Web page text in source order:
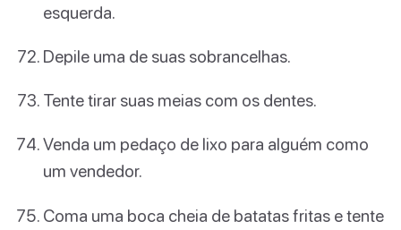
esquerda.
Depile uma de suas sobrancelhas.
Tente tirar suas meias com os dentes.
Venda um pedaço de lixo para alguém como
um vendedor.
Coma uma boca cheia de batatas fritas e tente